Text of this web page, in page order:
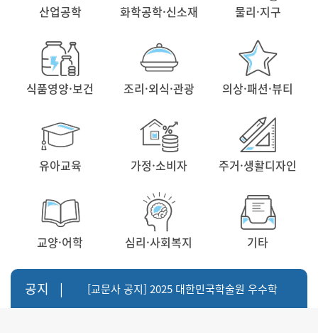
산업공학 화학공학·신소재 물리·지구
식품영양·보건 조리·외식·관광 의상·패션·뷰티
유아교육 가정·소비자 주거·생활디자인
교양·어학 심리·사회복지 기타
공지 | [교문사 공지] 2025 대한민국학술원 우수학